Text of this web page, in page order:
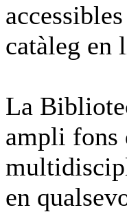
catàleg en
La
ampli fons
en